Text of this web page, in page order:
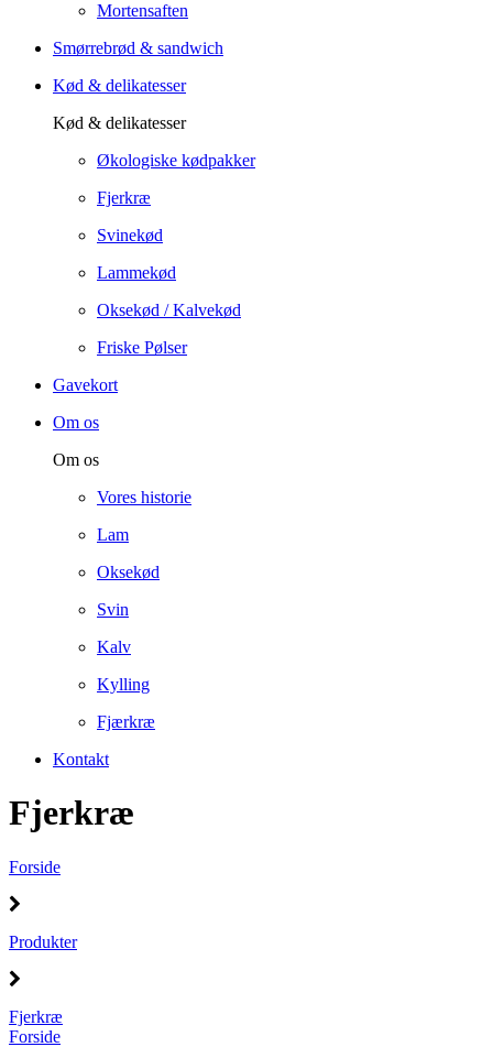
Mortensaften
Smørrebrød & sandwich
Kød & delikatesser
Kød & delikatesser
Økologiske kødpakker
Fjerkræ
Svinekød
Lammekød
Oksekød / Kalvekød
Friske Pølser
Gavekort
Om os
Om os
Vores historie
Lam
Oksekød
Svin
Kalv
Kylling
Fjærkræ
Kontakt
Fjerkræ
Forside
Produkter
Fjerkræ
Forside